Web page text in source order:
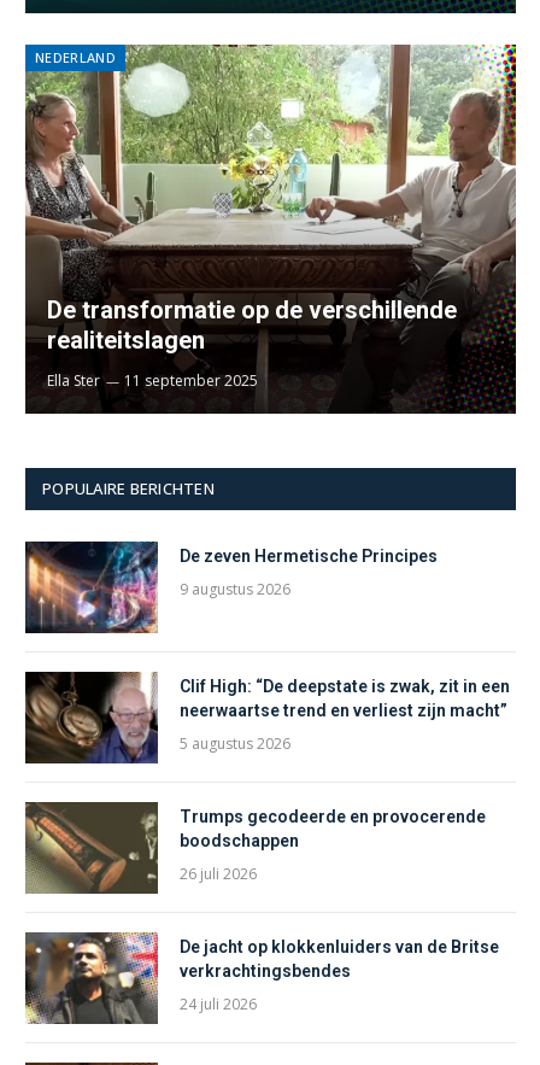
NEDERLAND
De transformatie op de verschillende
realiteitslagen
Ella Ster 11 september 2025
POPULAIRE BERICHTEN
De zeven Hermetische Principes
9 augustus 2026
Clif High: “De deepstate is zwak, zit in een
neerwaartse trend en verliest zijn macht”
5 augustus 2026
Trumps gecodeerde en provocerende
boodschappen
26 juli 2026
De jacht op klokkenluiders van de Britse
verkrachtingsbendes
24 juli 2026